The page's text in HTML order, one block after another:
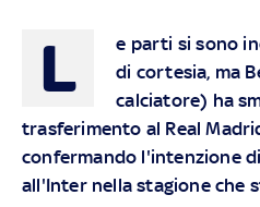
L
e parti si sono
di cortesia, ma
calciatore) ha
trasferimento al Real
confermando l'intenzione
all'Inter nella stagione che